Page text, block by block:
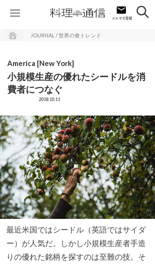
JOURNAL / 世界の食トレンド
America [New York]
小規模生産の優れたシードルを消
費者につなぐ
2018.10.11
最近米国ではシードル（英語ではサイダ
ー）が人気だ。しかし小規模生産者手造
りの優れた銘柄を探すのは至難の技。そ